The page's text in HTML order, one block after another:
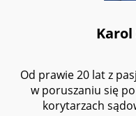
Od prawie 20 lat z
w poruszaniu się
korytarzach